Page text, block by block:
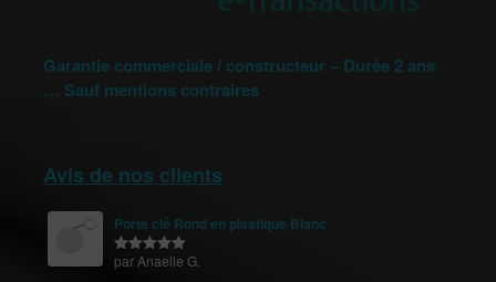
Garantie commerciale / constructeur – Durée 2 ans
… Sauf mentions contraires
Avis de nos clients
Porte clé Rond en plastique Blanc
Note5sur
par Anaelle G.